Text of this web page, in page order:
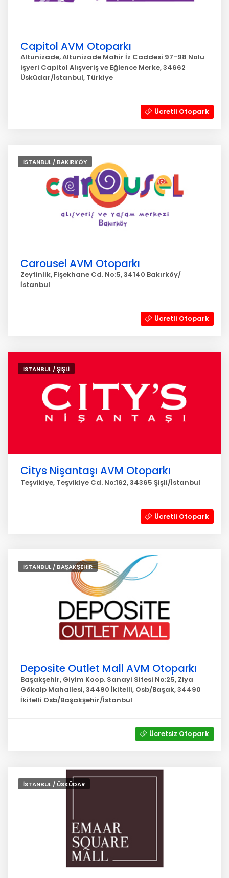
Capitol AVM Otoparkı
Altunizade, Altunizade Mahir İz Caddesi 97-98 Nolu
işyeri Capitol Alışveriş ve Eğlence Merke, 34662
Üsküdar/İstanbul, Türkiye
Ücretli Otopark
İSTANBUL / BAKIRKÖY
Carousel AVM Otoparkı
Zeytinlik, Fişekhane Cd. No:5, 34140 Bakırköy/
İstanbul
Ücretli Otopark
İSTANBUL / ŞİŞLİ
Citys Nişantaşı AVM Otoparkı
Teşvikiye, Teşvikiye Cd. No:162, 34365 Şişli/İstanbul
Ücretli Otopark
İSTANBUL / BAŞAKŞEHİR
Deposite Outlet Mall AVM Otoparkı
Başakşehir, Giyim Koop. Sanayi Sitesi No:25, Ziya
Gökalp Mahallesi, 34490 İkitelli, Osb/Başak, 34490
İkitelli Osb/Başakşehir/İstanbul
Ücretsiz Otopark
İSTANBUL / ÜSKÜDAR